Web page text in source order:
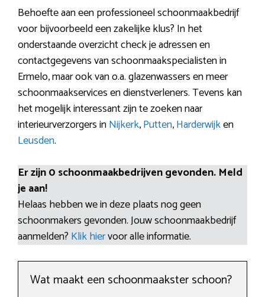
Behoefte aan een professioneel schoonmaakbedrijf
voor bijvoorbeeld een zakelijke klus? In het
onderstaande overzicht check je adressen en
contactgegevens van schoonmaakspecialisten in
Ermelo, maar ook van o.a. glazenwassers en meer
schoonmaakservices en dienstverleners. Tevens kan
het mogelijk interessant zijn te zoeken naar
interieurverzorgers inNijkerk,Putten,Harderwijken
Leusden.
Er zijn 0 schoonmaakbedrijven gevonden. Meld
je aan!
Helaas hebben we in deze plaats nog geen
schoonmakers gevonden. Jouw schoonmaakbedrijf
aanmelden? Klik hiervoor alle informatie.
Wat maakt een schoonmaakster schoon?